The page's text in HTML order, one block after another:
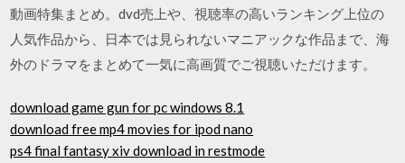
動画特集まとめ。dvd売上や、視聴率の高いランキング上位の
人気作品から、日本では見られないマニアックな作品まで、海
外のドラマをまとめて一気に高画質でご視聴いただけます。
download game gun for pc windows 8.1
download free mp4 movies for ipod nano
ps4 final fantasy xiv download in restmode